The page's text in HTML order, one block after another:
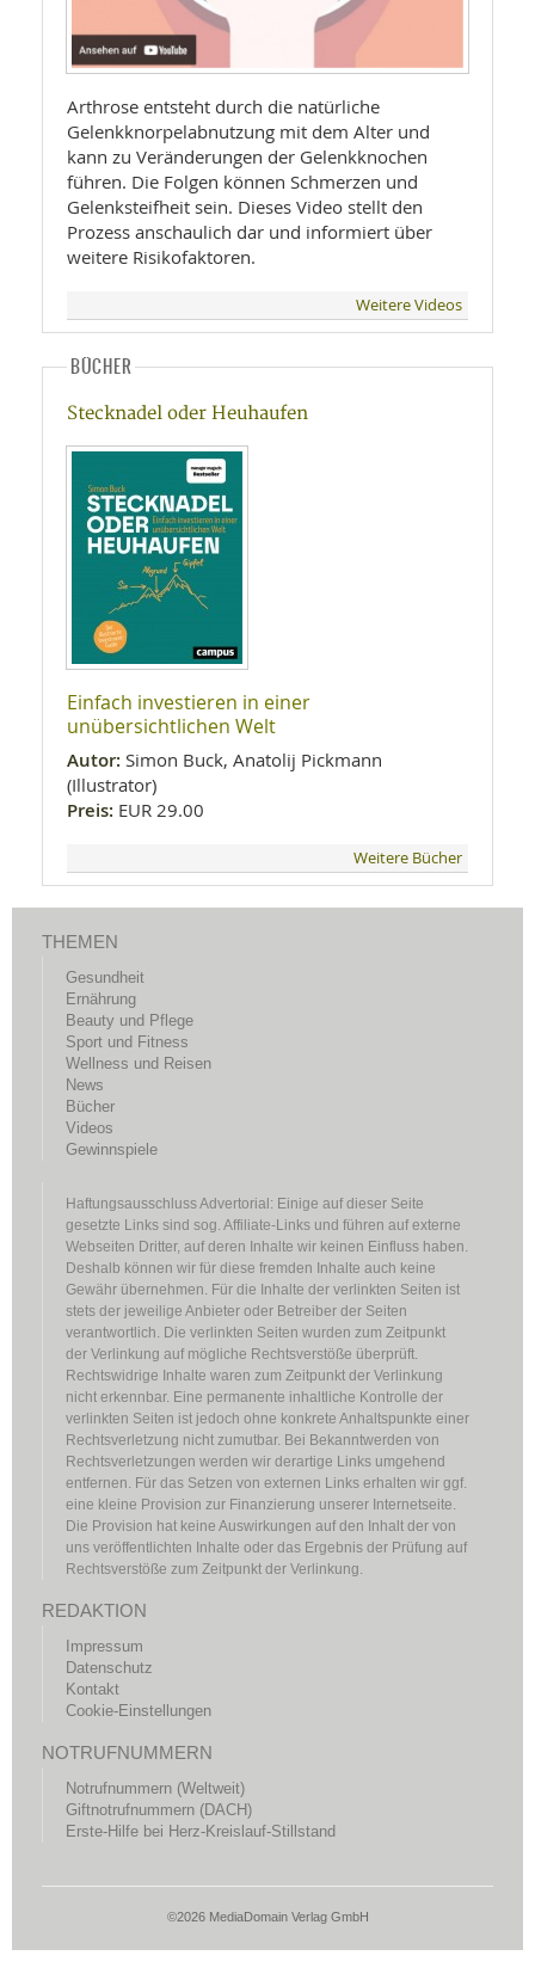
Arthrose entsteht durch die natürliche
Gelenkknorpelabnutzung mit dem Alter und
kann zu Veränderungen der Gelenkknochen
führen. Die Folgen können Schmerzen und
Gelenksteifheit sein. Dieses Video stellt den
Prozess anschaulich dar und informiert über
weitere Risikofaktoren.
Weitere Videos
BÜCHER
Stecknadel oder Heuhaufen
Einfach investieren in einer
unübersichtlichen Welt
Autor: Simon Buck, Anatolij Pickmann
(Illustrator)
Preis: EUR 29.00
Weitere Bücher
THEMEN
Gesundheit
Ernährung
Beauty und Pflege
Sport und Fitness
Wellness und Reisen
News
Bücher
Videos
Gewinnspiele
Haftungsausschluss Advertorial: Einige auf dieser Seite
gesetzte Links sind sog. Affiliate-Links und führen auf externe
Webseiten Dritter, auf deren Inhalte wir keinen Einfluss haben.
Deshalb können wir für diese fremden Inhalte auch keine
Gewähr übernehmen. Für die Inhalte der verlinkten Seiten ist
stets der jeweilige Anbieter oder Betreiber der Seiten
verantwortlich. Die verlinkten Seiten wurden zum Zeitpunkt
der Verlinkung auf mögliche Rechtsverstöße überprüft.
Rechtswidrige Inhalte waren zum Zeitpunkt der Verlinkung
nicht erkennbar. Eine permanente inhaltliche Kontrolle der
verlinkten Seiten ist jedoch ohne konkrete Anhaltspunkte einer
Rechtsverletzung nicht zumutbar. Bei Bekanntwerden von
Rechtsverletzungen werden wir derartige Links umgehend
entfernen. Für das Setzen von externen Links erhalten wir ggf.
eine kleine Provision zur Finanzierung unserer Internetseite.
Die Provision hat keine Auswirkungen auf den Inhalt der von
uns veröffentlichten Inhalte oder das Ergebnis der Prüfung auf
Rechtsverstöße zum Zeitpunkt der Verlinkung.
REDAKTION
Impressum
Datenschutz
Kontakt
Cookie-Einstellungen
NOTRUFNUMMERN
Notrufnummern (Weltweit)
Giftnotrufnummern (DACH)
Erste-Hilfe bei Herz-Kreislauf-Stillstand
©2026 MediaDomain Verlag GmbH